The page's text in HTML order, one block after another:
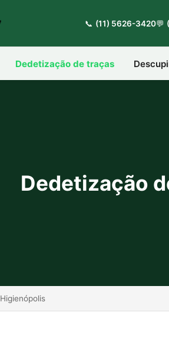
📞 (11) 5626-3420💬
Dedetização de traças
Dedetização
Higienópolis